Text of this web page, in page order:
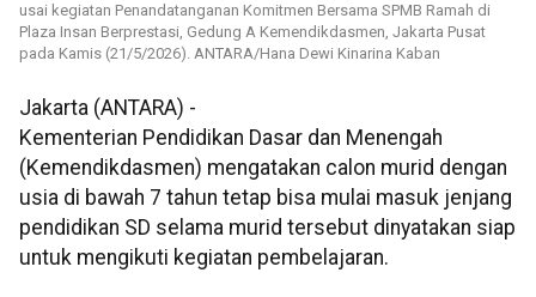
usai kegiatan Penandatanganan Komitmen Bersama SPMB Ramah di
Plaza Insan Berprestasi, Gedung A Kemendikdasmen, Jakarta Pusat
pada Kamis (21/5/2026). ANTARA/Hana Dewi Kinarina Kaban
Jakarta (ANTARA) -
Kementerian Pendidikan Dasar dan Menengah
(Kemendikdasmen) mengatakan calon murid dengan
usia di bawah 7 tahun tetap bisa mulai masuk jenjang
pendidikan SD selama murid tersebut dinyatakan siap
untuk mengikuti kegiatan pembelajaran.